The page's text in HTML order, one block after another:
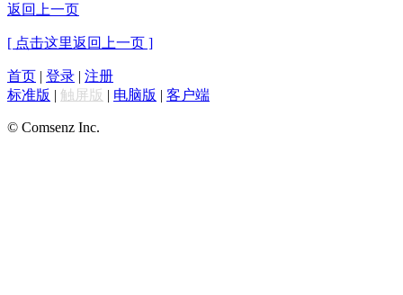
返回上一页
[ 点击这里返回上一页 ]
首页 | 登录 | 注册
标准版 | 触屏版 | 电脑版 | 客户端
© Comsenz Inc.